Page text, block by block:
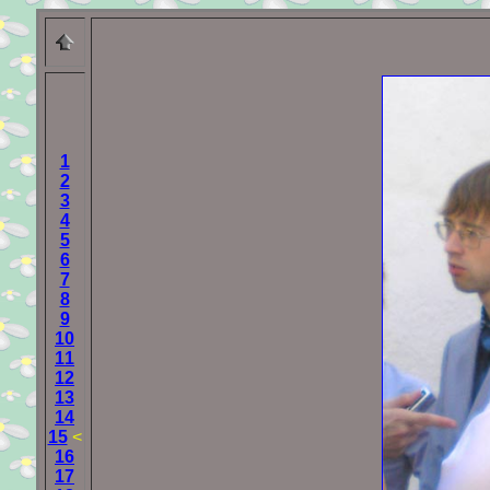
1
2
3
4
5
6
7
8
9
10
11
12
13
14
15<
16
17